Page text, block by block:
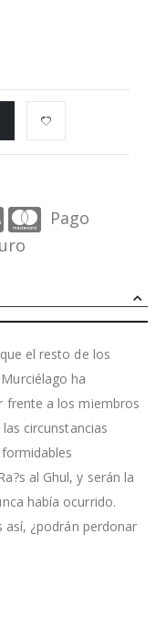
Pago
el resto de los
ha
frente a los miembros
circunstancias
al Ghul, y serán la
había ocurrido.
así, ¿podrán perdonar